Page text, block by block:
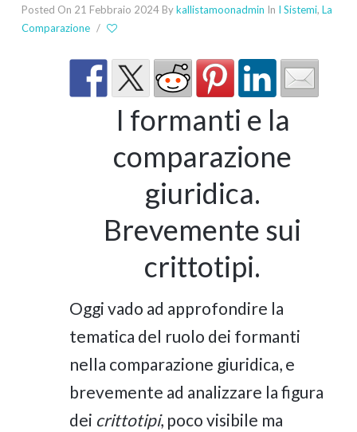
Posted On 21 Febbraio 2024 Bykallistamoonadmin In I Sistemi, La
Comparazione /
I formanti e la
comparazione
giuridica.
Brevemente sui
crittotipi.
Oggi vado ad approfondire la
tematica del ruolo dei formanti
nella comparazione giuridica, e
brevemente ad analizzare la figura
dei crittotipi, poco visibile ma